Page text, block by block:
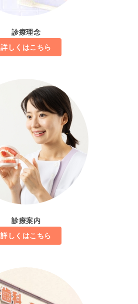
診療理念
詳しくはこちら
診療案内
詳しくはこちら